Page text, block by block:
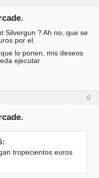
Silvergun ? Ah no, que se
por el.
lo ponen, mis deseos
ejecutar
6
tropecientos euros